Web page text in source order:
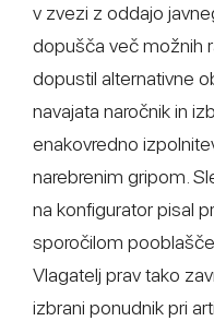
v zvezi z oddajo
dopušča več možnih
dopustil alternativne
navajata naročnik in
enakovredno
narebrenim gripom.
na konfigurator pisal
sporočilom
Vlagatelj prav tako
izbrani ponudnik pri